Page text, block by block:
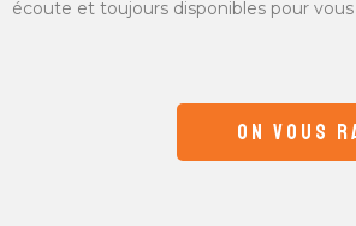
écoute et toujours disponibles pour vous
ON VOUS